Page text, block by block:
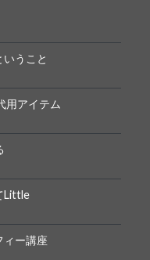
うこと
用アイテム
Little
ィー講座